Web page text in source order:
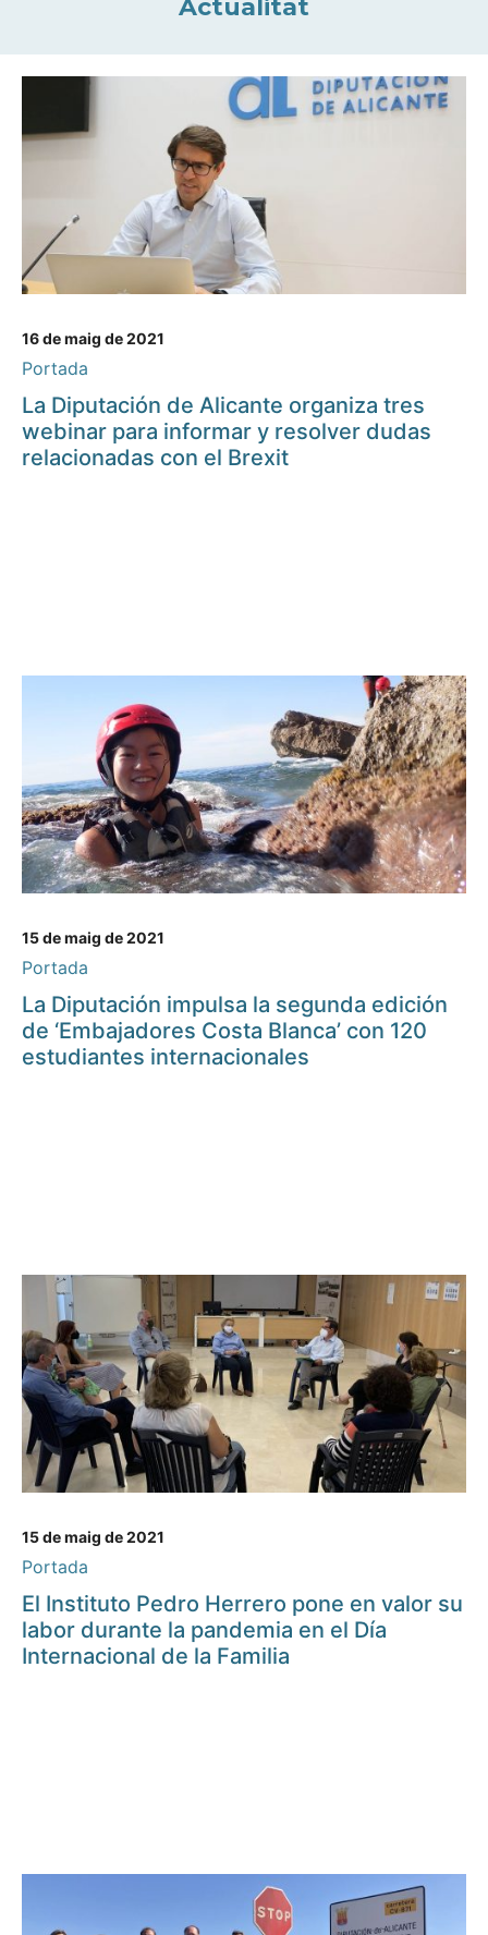
Actualitat
16 de maig de 2021
Portada
La Diputación de Alicante organiza tres
webinar para informar y resolver dudas
relacionadas con el Brexit
15 de maig de 2021
Portada
La Diputación impulsa la segunda edición
de ‘Embajadores Costa Blanca’ con 120
estudiantes internacionales
15 de maig de 2021
Portada
El Instituto Pedro Herrero pone en valor su
labor durante la pandemia en el Día
Internacional de la Familia